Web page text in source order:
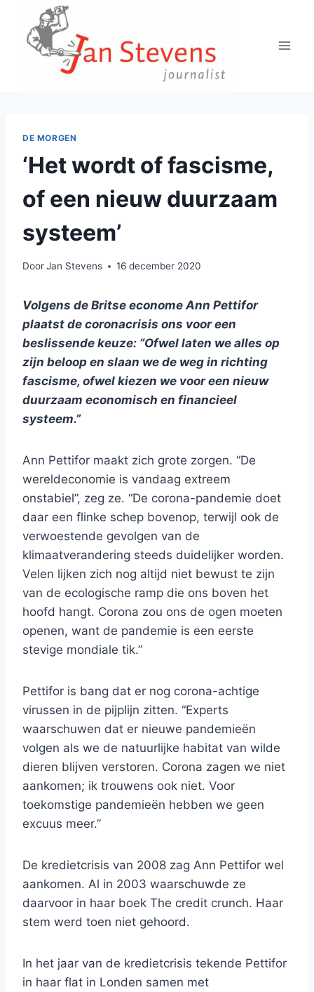
Doorgaan
inhoud
DE MORGEN
‘Het wordt of fascisme,
of een nieuw duurzaam
systeem’
DoorJan Stevens 16 december 2020
Volgens de Britse econome Ann Pettifor
plaatst de coronacrisis ons voor een
beslissende keuze: “Ofwel laten we alles op
zijn beloop en slaan we de weg in richting
fascisme, ofwel kiezen we voor een nieuw
duurzaam economisch en financieel
systeem.”
Ann Pettifor maakt zich grote zorgen. “De
wereldeconomie is vandaag extreem
onstabiel”, zeg ze. “De corona-pandemie doet
daar een flinke schep bovenop, terwijl ook de
verwoestende gevolgen van de
klimaatverandering steeds duidelijker worden.
Velen lijken zich nog altijd niet bewust te zijn
van de ecologische ramp die ons boven het
hoofd hangt. Corona zou ons de ogen moeten
openen, want de pandemie is een eerste
stevige mondiale tik.”
Pettifor is bang dat er nog corona-achtige
virussen in de pijplijn zitten. “Experts
waarschuwen dat er nieuwe pandemieën
volgen als we de natuurlijke habitat van wilde
dieren blijven verstoren. Corona zagen we niet
aankomen; ik trouwens ook niet. Voor
toekomstige pandemieën hebben we geen
excuus meer.”
De kredietcrisis van 2008 zag Ann Pettifor wel
aankomen. Al in 2003 waarschuwde ze
daarvoor in haar boek The credit crunch. Haar
stem werd toen niet gehoord.
In het jaar van de kredietcrisis tekende Pettifor
in haar flat in Londen samen met